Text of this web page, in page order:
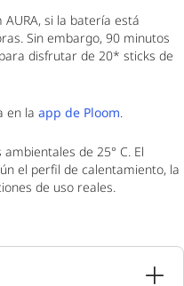
si la batería está
Sin embargo, 90 minutos
disfrutar de 20* sticks de
en la app de Ploom.
de 25° C. El
el perfil de calentamiento, la
de uso reales.